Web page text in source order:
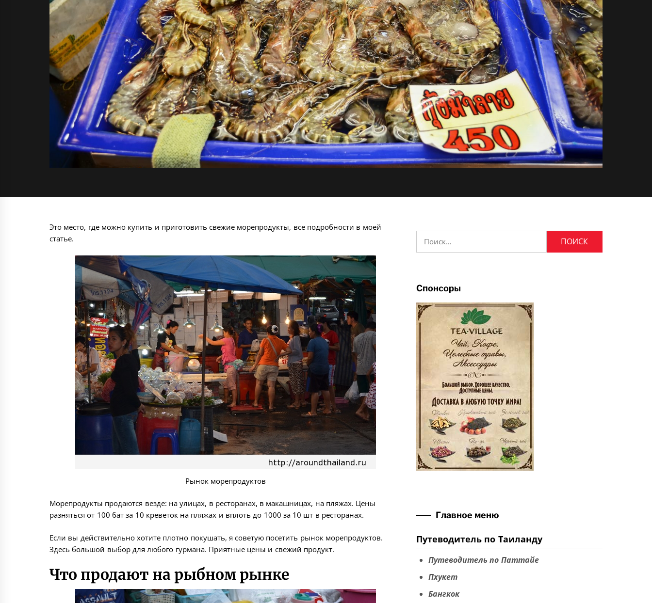
Это место, где можно купить и приготовить свежие морепродукты, все подробности в моей
статье.
Рынок морепродуктов
Морепродукты продаются везде: на улицах, в ресторанах, в макашницах, на пляжах. Цены
разняться от 100 бат за 10 креветок на пляжах и вплоть до 1000 за 10 шт в ресторанах.
Если вы действительно хотите плотно покушать, я советую посетить рынок морепродуктов.
Здесь большой выбор для любого гурмана. Приятные цены и свежий продукт.
Что продают на рыбном рынке
Найти:
Спонсоры
Главное меню
Путеводитель по Таиланду
Путеводитель по Паттайе
Пхукет
Бангкок